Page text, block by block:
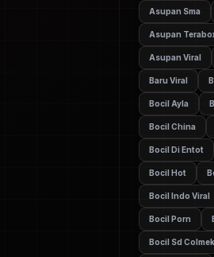
Asupan Sma
Asupan
Asupan Viral
Baru Viral
Bocil Ayla
Bocil China
Bocil Di Entot
Bocil Hot
Bocil Indo Viral
Bocil Porn
Bocil Sd Colmek